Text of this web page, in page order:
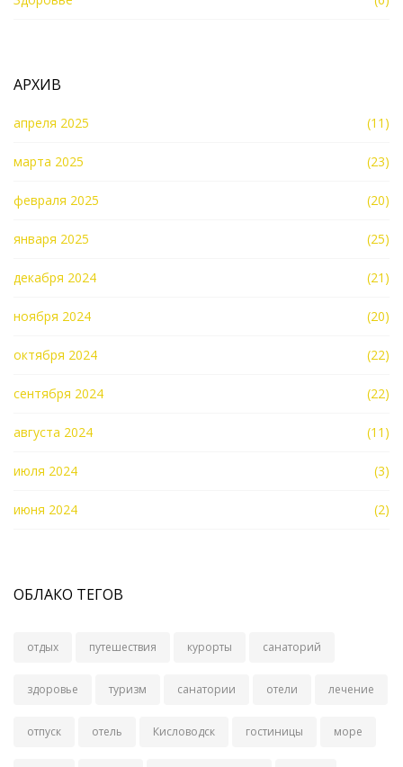
АРХИВ
апреля 2025 (11)
марта 2025 (23)
февраля 2025 (20)
января 2025 (25)
декабря 2024 (21)
ноября 2024 (20)
октября 2024 (22)
сентября 2024 (22)
августа 2024 (11)
июля 2024 (3)
июня 2024 (2)
ОБЛАКО ТЕГОВ
отдых путешествия курорты санаторий
здоровье туризм санатории отели лечение
отпуск отель Кисловодск гостиницы море